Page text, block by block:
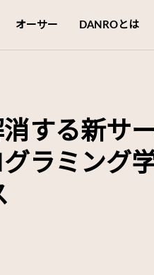
オーサー DANROとは
消する新サ
ラミング学